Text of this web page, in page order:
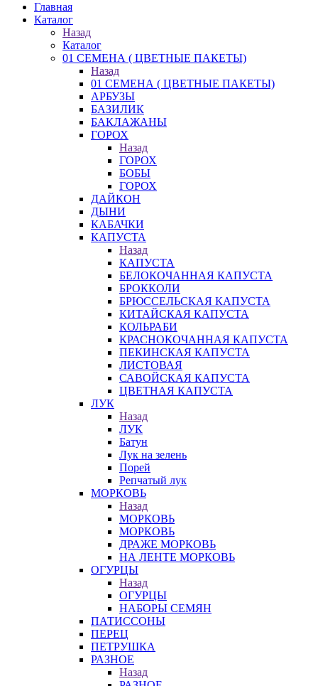
Главная
Каталог
Назад
Каталог
01 СЕМЕНА ( ЦВЕТНЫЕ ПАКЕТЫ)
Назад
01 СЕМЕНА ( ЦВЕТНЫЕ ПАКЕТЫ)
АРБУЗЫ
БАЗИЛИК
БАКЛАЖАНЫ
ГОРОХ
Назад
ГОРОХ
БОБЫ
ГОРОХ
ДАЙКОН
ДЫНИ
КАБАЧКИ
КАПУСТА
Назад
КАПУСТА
БЕЛОКОЧАННАЯ КАПУСТА
БРОККОЛИ
БРЮССЕЛЬСКАЯ КАПУСТА
КИТАЙСКАЯ КАПУСТА
КОЛЬРАБИ
КРАСНОКОЧАННАЯ КАПУСТА
ПЕКИНСКАЯ КАПУСТА
ЛИСТОВАЯ
САВОЙСКАЯ КАПУСТА
ЦВЕТНАЯ КАПУСТА
ЛУК
Назад
ЛУК
Батун
Лук на зелень
Порей
Репчатый лук
МОРКОВЬ
Назад
МОРКОВЬ
МОРКОВЬ
ДРАЖЕ МОРКОВЬ
НА ЛЕНТЕ МОРКОВЬ
ОГУРЦЫ
Назад
ОГУРЦЫ
НАБОРЫ СЕМЯН
ПАТИССОНЫ
ПЕРЕЦ
ПЕТРУШКА
РАЗНОЕ
Назад